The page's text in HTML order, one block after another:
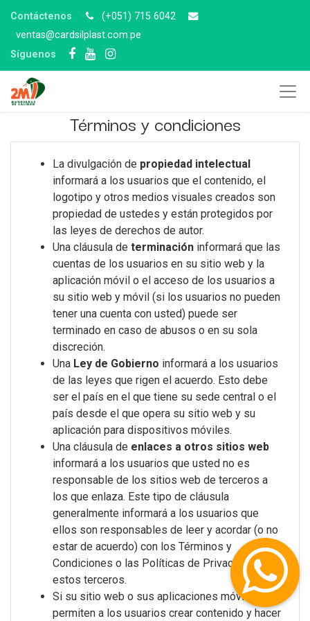
Contáctenos
(+051) 715 6042
ventas@cardsilplast.com.pe
Síguenos
Términos y condiciones
La divulgación de propiedad intelectual
informará a los usuarios que el contenido, el
logotipo y otros medios visuales creados son
propiedad de ustedes y están protegidos por
las leyes de derechos de autor.
Una cláusula de terminación informará que las
cuentas de los usuarios en su sitio web y la
aplicación móvil o el acceso de los usuarios a
su sitio web y móvil (si los usuarios no pueden
tener una cuenta con usted) puede ser
terminado en caso de abusos o en su sola
discreción.
Una Ley de Gobierno informará a los usuarios
de las leyes que rigen el acuerdo. Esto debe
ser el país en el que tiene su sede central o el
país desde el que opera su sitio web y su
aplicación para dispositivos móviles.
Una cláusula de enlaces a otros sitios web
informará a los usuarios que usted no es
responsable de los sitios web de terceros a
los que enlaza. Este tipo de cláusula
generalmente informará a los usuarios que
ellos son responsables de leer y acordar (o no
estar de acuerdo) con los Términos y
Condiciones o las Políticas de Privacidad de
estos terceros.
Si su sitio web o sus aplicaciones móviles
permiten a los usuarios crear contenido y hacer